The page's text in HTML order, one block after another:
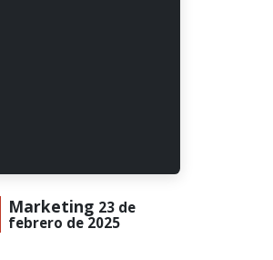
Marketing 23 de
febrero de 2025